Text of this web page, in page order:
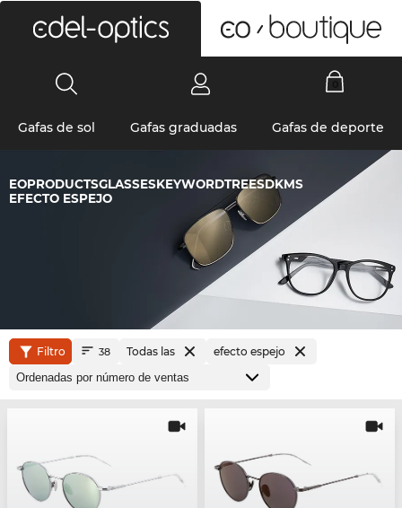
Gafas de sol Gafas graduadas Gafas de deporte
EOPRODUCTSGLASSESKEYWORDTREESDKMS
EFECTO ESPEJO
Filtro 38 Todas las efecto espejo